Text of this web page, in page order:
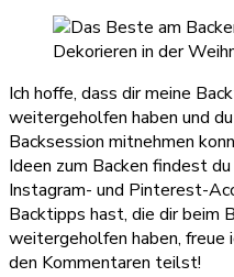
Ich hoffe, dass dir meine
weitergeholfen haben und
Backsession mitnehmen
Ideen zum Backen findest
Instagram- und Pinterest-
Backtipps hast, die dir beim
weitergeholfen haben, freue
den Kommentaren teilst!